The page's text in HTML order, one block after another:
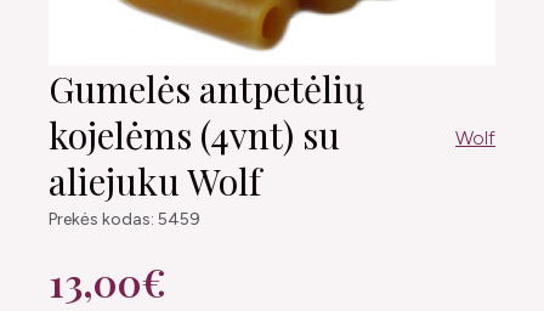
Gumelės antpetėlių
kojelėms (4vnt) su
aliejuku Wolf
Wolf
Prekės kodas: 5459
13,00€